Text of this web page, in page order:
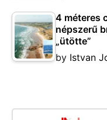
4 méteres
népszerű
„ütötte”
by Istvan